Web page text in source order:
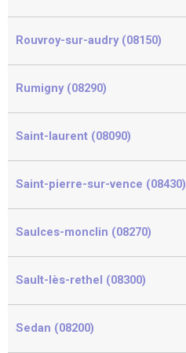
Rouvroy-sur-audry (08150)
Rumigny (08290)
Saint-laurent (08090)
Saint-pierre-sur-vence (08430)
Saulces-monclin (08270)
Sault-lès-rethel (08300)
Sedan (08200)